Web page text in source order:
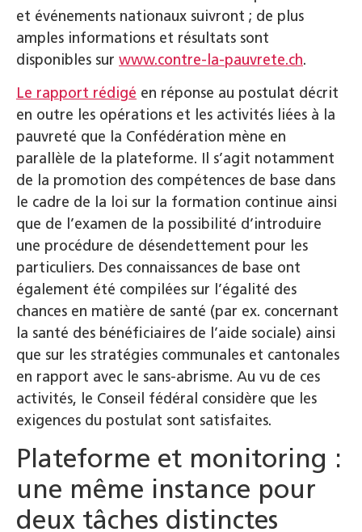
et événements nationaux suivront ; de plus
amples informations et résultats sont
disponibles sur www.contre-la-pauvrete.ch.
Le rapport rédigé en réponse au postulat décrit
en outre les opérations et les activités liées à la
pauvreté que la Confédération mène en
parallèle de la plateforme. Il s’agit notamment
de la promotion des compétences de base dans
le cadre de la loi sur la formation continue ainsi
que de l’examen de la possibilité d’introduire
une procédure de désendettement pour les
particuliers. Des connaissances de base ont
également été compilées sur l’égalité des
chances en matière de santé (par ex. concernant
la santé des bénéficiaires de l’aide sociale) ainsi
que sur les stratégies communales et cantonales
en rapport avec le sans-abrisme. Au vu de ces
activités, le Conseil fédéral considère que les
exigences du postulat sont satisfaites.
Plateforme et monitoring :
une même instance pour
deux tâches distinctes